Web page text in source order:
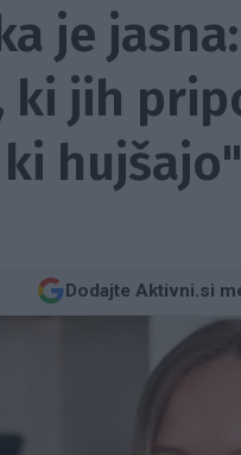
je
ki jih
hujšajo"
Dodajte Aktivni.si